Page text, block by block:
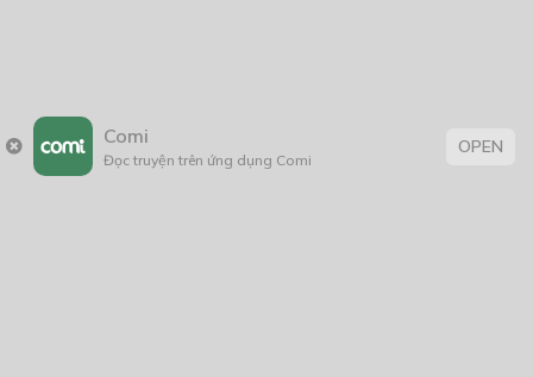
Comi
Đọc truyện trên ứng dụng Comi
OPEN